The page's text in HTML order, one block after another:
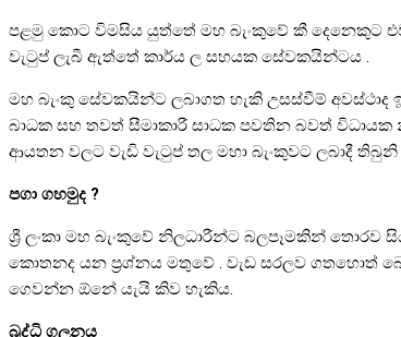
පළමු කොට විමසිය යුත්තේ මහ බැංකුවේ කී දෙනෙකුට
වැටුප් ලැබී ඇත්තේ කාර්ය ල සහයක සේවකයින්ටය .
මහ බැංකු සේවකයින්ට ලබාගත හැකි උසස්වීම්
බාධක සහ තවත් සීමාකාරී සාධක පවතින බවත් විධායක
ආයතන වලට වැඩි වැටුප් තල මහා බැංකුවට ලබාදී තිබුනි
පගා ගහමුද ?
ශ්‍රී ලංකා මහ බැංකුවේ නිලධාරීන්ට බලපෑමකින්
කොතනද යන ප්‍රශ්නය මතුවේ . වැඩ සරලව ගතහොත්
ගෙවන්න ඕනේ යැයි කිව හැකිය.
බුද්ධි ගලනය